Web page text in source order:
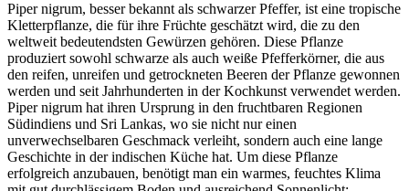
Piper nigrum, besser bekannt als schwarzer Pfeffer, ist eine tropische
Kletterpflanze, die für ihre Früchte geschätzt wird, die zu den
weltweit bedeutendsten Gewürzen gehören. Diese Pflanze
produziert sowohl schwarze als auch weiße Pfefferkörner, die aus
den reifen, unreifen und getrockneten Beeren der Pflanze gewonnen
werden und seit Jahrhunderten in der Kochkunst verwendet werden.
Piper nigrum hat ihren Ursprung in den fruchtbaren Regionen
Südindiens und Sri Lankas, wo sie nicht nur einen
unverwechselbaren Geschmack verleiht, sondern auch eine lange
Geschichte in der indischen Küche hat. Um diese Pflanze
erfolgreich anzubauen, benötigt man ein warmes, feuchtes Klima